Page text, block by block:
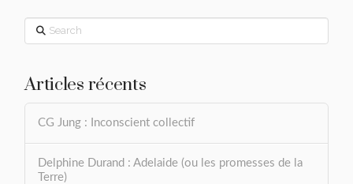
Search
Articles récents
CG Jung : Inconscient collectif
Delphine Durand : Adelaide (ou les promesses de la
Terre)